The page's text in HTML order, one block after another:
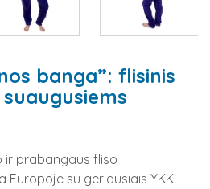
banga”: flisinis
ir prabangaus fliso
Europoje su geriausiais YKK